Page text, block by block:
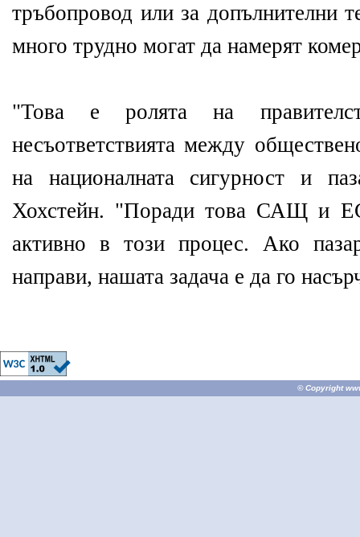
тръбопровод или за допълнителни
много трудно могат да намерят
"Това е ролята на
несъответствията между
на националната сигурност и
Хохстейн. "Поради това САЩ и
активно в този процес. Ако
направи, нашата задача е да го
© Copyright